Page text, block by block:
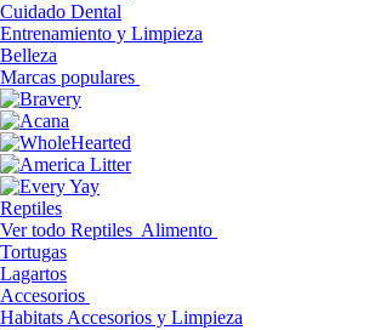
Cuidado Dental
Entrenamiento y Limpieza
Belleza
Marcas populares
Reptiles
Ver todo Reptiles Alimento
Tortugas
Lagartos
Accesorios
Habitats Accesorios y Limpieza